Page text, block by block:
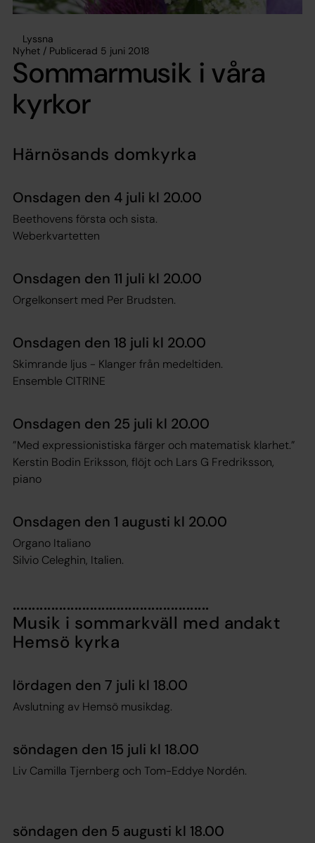
Lyssna
Nyhet / Publicerad 5 juni 2018
Sommarmusik i våra
kyrkor
Härnösands domkyrka
Onsdagen den 4 juli kl 20.00
Beethovens första och sista.
Weberkvartetten
Onsdagen den 11 juli kl 20.00
Orgelkonsert med Per Brudsten.
Onsdagen den 18 juli kl 20.00
Skimrande ljus - Klanger från medeltiden.
Ensemble CITRINE
Onsdagen den 25 juli kl 20.00
”Med expressionistiska färger och matematisk klarhet.”
Kerstin Bodin Eriksson, flöjt och Lars G Fredriksson,
piano
Onsdagen den 1 augusti kl 20.00
Organo Italiano
Silvio Celeghin, Italien.
...................................................
Musik i sommarkväll med andakt
Hemsö kyrka
lördagen den 7 juli kl 18.00
Avslutning av Hemsö musikdag.
söndagen den 15 juli kl 18.00
Liv Camilla Tjernberg och Tom-Eddye Nordén.
söndagen den 5 augusti kl 18.00